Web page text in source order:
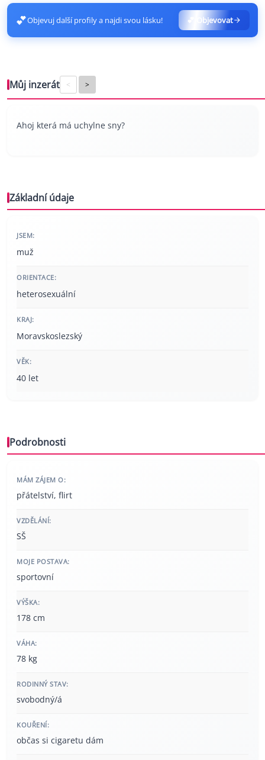
💕Objevuj další profily a najdi svou lásku! 💕 Objevovat
Můj inzerát < >
Ahoj která má uchylne sny?
Základní údaje
JSEM:
muž
ORIENTACE:
heterosexuální
KRAJ:
Moravskoslezský
VĚK:
40 let
Podrobnosti
MÁM ZÁJEM O:
přátelství, flirt
VZDĚLÁNÍ:
SŠ
MOJE POSTAVA:
sportovní
VÝŠKA:
178 cm
VÁHA:
78 kg
RODINNÝ STAV:
svobodný/á
KOUŘENÍ:
občas si cigaretu dám